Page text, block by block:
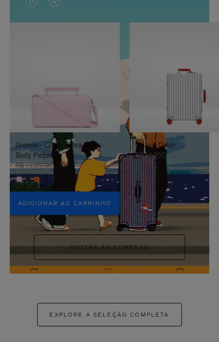
O
VÍDEO
PRESSIONE
PAUSÁ-
LO
O
VÍDEO
FAVOR,
CLIQUE
PARA
ATIVÁ-
LO
Groove - Couro Bolsa Cross-
Body Pequena
R$ 7.550,00
+5
ADICIONAR AO CARRINHO
Classic Cabin
R$ 14.250,00
VOLTAR ÀS COMPRAS
EXPLORE A SELEÇÃO COMPLETA